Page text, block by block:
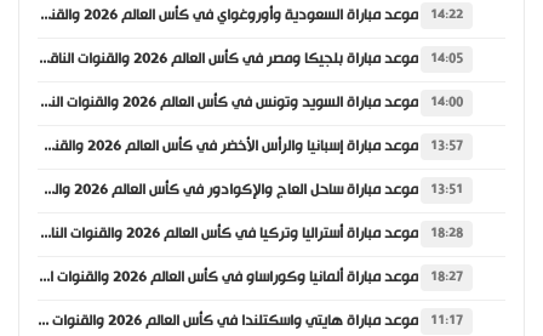
14:22 موعد مباراة السعودية وأوروغواي في كأس العالم 2026 والقنوات الناقلة
14:05 موعد مباراة بلجيكا ومصر في كأس العالم 2026 والقنوات الناقلة
14:00 موعد مباراة السويد وتونس في كأس العالم 2026 والقنوات الناقلة
13:57 موعد مباراة إسبانيا والرأس الأخضر في كأس العالم 2026 والقنوات الناقلة
13:51 موعد مباراة ساحل العاج والإكوادور في كأس العالم 2026 والقنوات الناقلة
18:28 موعد مباراة أستراليا وتركيا في كأس العالم 2026 والقنوات الناقلة
18:27 موعد مباراة ألمانيا وكوراساو في كأس العالم 2026 والقنوات الناقلة
11:17 موعد مباراة هايتي واسكتلندا في كأس العالم 2026 والقنوات الناقلة